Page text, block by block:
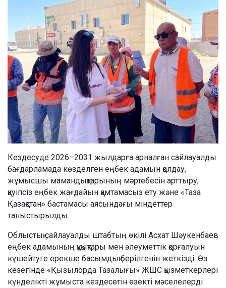
Кездесуде 2026–2031 жылдарға арналған сайлауалды
бағдарламада көзделген еңбек адамын қолдау,
жұмысшы мамандықтарының мәртебесін арттыру,
қауіпсіз еңбек жағдайын қамтамасыз ету және «Таза
Қазақстан» бастамасы аясындағы міндеттер
таныстырылды.
Облыстық сайлауалды штабтың өкілі Асхат Шәукенбаев
еңбек адамының құқықтары мен әлеуметтік қорғалуын
күшейтуге ерекше басымдық берілгенін жеткізді. Өз
кезегінде «Қызылорда Тазалығы» ЖШС қызметкерлері
күнделікті жұмыста кездесетін өзекті мәселелерді